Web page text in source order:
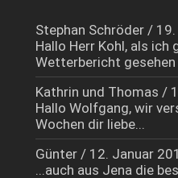
Stephan Schröder /
Hallo Herr Kohl, als ich
Wetterbericht gesehen
Kathrin und Thomas /
Hallo Wolfgang, wir
Wochen dir liebe...
Günter / 12. Januar
...auch aus Jena die